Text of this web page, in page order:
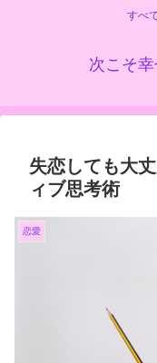
すべ
次こそ
失恋しても大
ィブ思考術
恋愛